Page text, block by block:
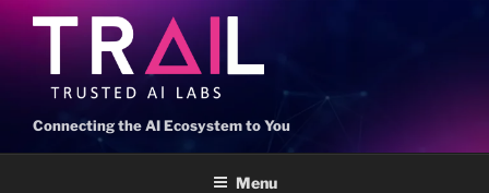
Connecting the AI Ecosystem to You
Menu